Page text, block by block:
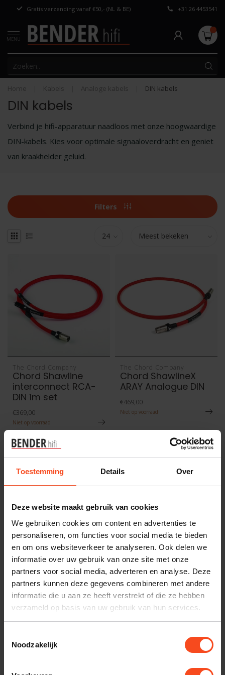
Toestemming Details Over
Deze website maakt gebruik van cookies
We gebruiken cookies om content en advertenties te
personaliseren, om functies voor social media te bieden
en om ons websiteverkeer te analyseren. Ook delen we
informatie over uw gebruik van onze site met onze
partners voor social media, adverteren en analyse. Deze
partners kunnen deze gegevens combineren met andere
informatie die u aan ze heeft verstrekt of die ze hebben
verzameld op basis van uw gebruik van hun services.
Noodzakelijk
Gratis verzending vanaf €50,- (NL & BE) Persoonlijk
+31 26 4453541
MENU
Home Kabels Analoge kabels DIN kabels
DIN kabels
Verbind je hifi-apparatuur naadloos met onze hoogwaardige
DIN-kabels. Kies voor optimale signaaloverdracht en geniet
van kraakhelder geluid.
Filters
The Chord Company
Chord Shawline
interconnect RCA-
DIN 1m set
€369,00
Niet op voorraad
The Chord Company
Chord ShawlineX
ARAY Analogue DIN
€469,00
Niet op voorraad
Chord SignatureX
Tuned ARAY
Analogue DIN-DIN
€1.869,00
Niet op voorraad
The Chord Company
Chord EpicX ARAY
Analogue DIN
€939,00
Op voorraad